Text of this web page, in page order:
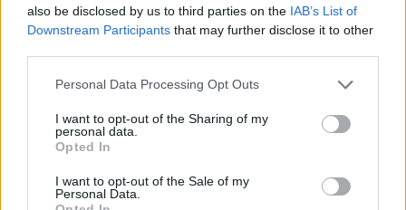
also be disclosed by us to third parties on the IAB’s List of
Downstream Participants that may further disclose it to other
Please note that this website/app uses one or more Google
not limited to your visit or usage behaviour. You may click to
grant or deny consent to Google and its third-party tags to
use your data for below specified purposes in below Google
consent section.
Personal Data Processing Opt Outs
I want to opt-out of the Sharing of my
personal data.
Opted In
I want to opt-out of the Sale of my
Personal Data.
ΔΙΑΒΑΖΟΝΤΑΙ ΤΩΡΑ
Οι μαμάκηδες του ζωδιακού: Αυτά τα ζώδια είναι
συνήθως κολλημένα στη μαμά τους